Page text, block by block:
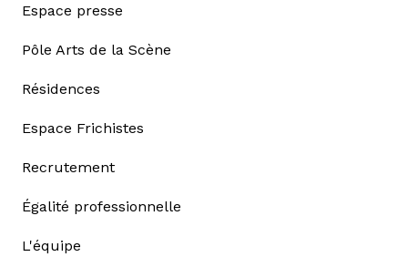
Espace presse
Pôle Arts de la Scène
Résidences
Espace Frichistes
Recrutement
Égalité professionnelle
L'équipe